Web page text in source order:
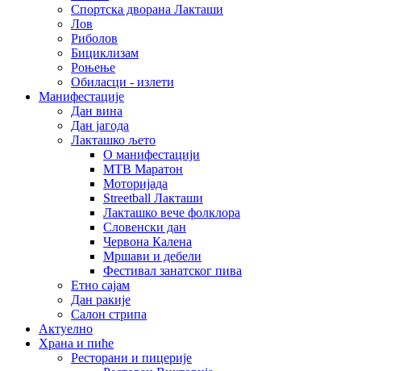
Спортска дворана Лакташи
Лов
Риболов
Бициклизам
Роњење
Обиласци - излети
Манифестације
Дан вина
Дан јагода
Лакташко љето
О манифестацији
MTB Маратон
Моторијада
Streetball Лакташи
Лакташко вече фолклора
Словенски дан
Червона Калена
Мршави и дебели
Фестивал занатског пива
Етно сајам
Дан ракије
Салон стрипа
Актуелно
Храна и пиће
Ресторани и пицерије